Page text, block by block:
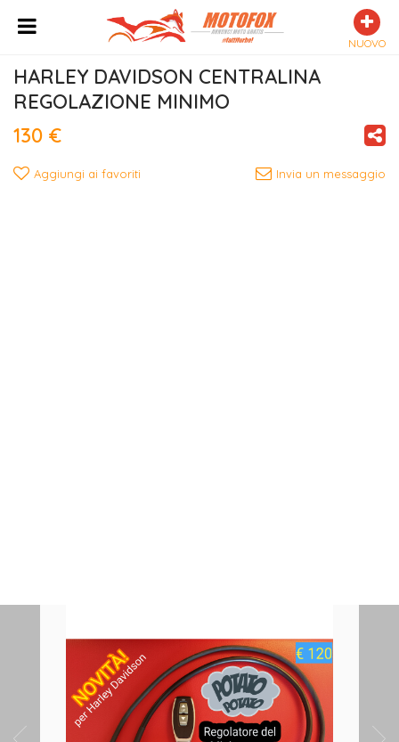
NUOVO
HARLEY DAVIDSON CENTRALINA
REGOLAZIONE MINIMO
130 €
Aggiungi ai favoriti Invia un messaggio